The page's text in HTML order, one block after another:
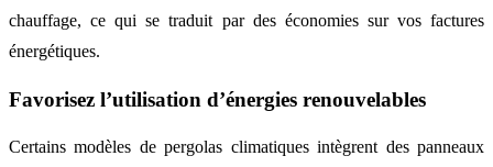
chauffage, ce qui se traduit par des économies sur vos factures
énergétiques.
Favorisez l’utilisation d’énergies renouvelables
Certains modèles de pergolas climatiques intègrent des panneaux